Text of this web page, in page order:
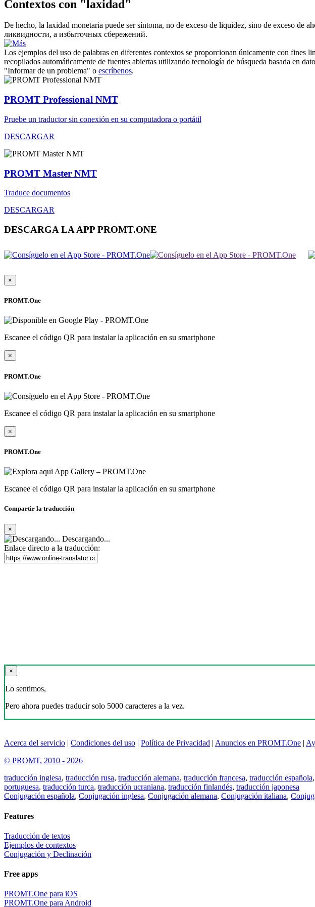
Contextos con "laxidad"
De hecho, la laxidad monetaria puede ser síntoma, no de exceso de liquidez, sino de exceso de
ликвидности, а избыточных сбережений.
Los ejemplos del uso de palabras en diferentes contextos se proporcionan únicamente con fines
recopilados automáticamente de fuentes abiertas utilizando tecnología de búsqueda basada en
"Informar de un problema" o escríbenos.
PROMT Professional NMT
Pruebe un traductor sin conexión en su computadora o portátil
DESCARGAR
PROMT Master NMT
Traduce documentos
DESCARGAR
DESCARGA LA APP PROMT.ONE
×
PROMT.One
Escanee el código QR para instalar la aplicación en su smartphone
×
PROMT.One
Escanee el código QR para instalar la aplicación en su smartphone
×
PROMT.One
Escanee el código QR para instalar la aplicación en su smartphone
Compartir la traducción
×
Descargando...
Enlace directo a la traducción:
×
Lo sentimos,
Pero ahora puedes traducir solo 5000 caracteres a la vez.
Acerca del servicio | Condiciones del uso | Política de Privacidad | Anuncios en PROMT.One |
© PROMT, 2010 - 2026
traducción inglesa, traducción rusa, traducción alemana, traducción francesa, traducción española,
portuguesa, traducción turca, traducción ucraniana, traducción finlandés, traducción japonesa
Conjugación española, Conjugación inglesa, Conjugación alemana, Conjugación italiana,
Features
Traducción de textos
Ejemplos de contextos
Conjugación y Declinación
Free apps
PROMT.One para iOS
PROMT.One para Android